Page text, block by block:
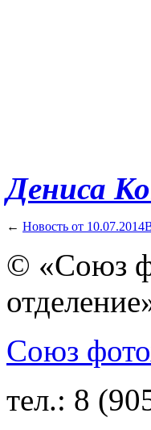
Дениса
← Новость от 10.07.2014
© «Союз
Союз
тел.: 8